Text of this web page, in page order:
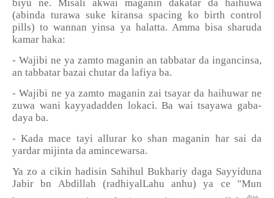
biyu ne. Misali akwai maganin dakatar da haihuwa
(abinda turawa suke kiransa spacing ko birth control
pills) to wannan yinsa ya halatta. Amma bisa sharuda
kamar haka:
- Wajibi ne ya zamto maganin an tabbatar da ingancinsa,
an tabbatar bazai chutar da lafiya ba.
- Wajibi ne ya zamto maganin zai tsayar da haihuwar ne
zuwa wani kayyadadden lokaci. Ba wai tsayawa gaba-
daya ba.
- Kada mace tayi allurar ko shan maganin har sai da
yardar mijinta da amincewarsa.
Ya zo a cikin hadisin Sahihul Bukhariy daga Sayyiduna
Jabir bn Abdillah (radhiyalLahu anhu) ya ce "Mun